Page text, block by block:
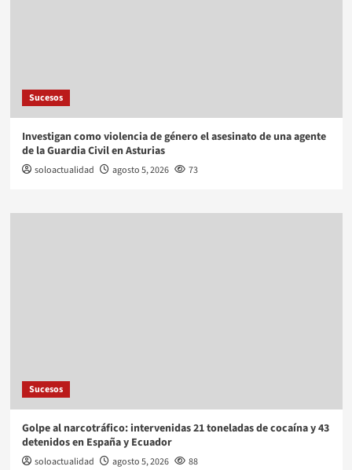
Sucesos
Investigan como violencia de género el asesinato de una agente
de la Guardia Civil en Asturias
soloactualidad agosto 5, 2026 73
Sucesos
Golpe al narcotráfico: intervenidas 21 toneladas de cocaína y 43
detenidos en España y Ecuador
soloactualidad agosto 5, 2026 88